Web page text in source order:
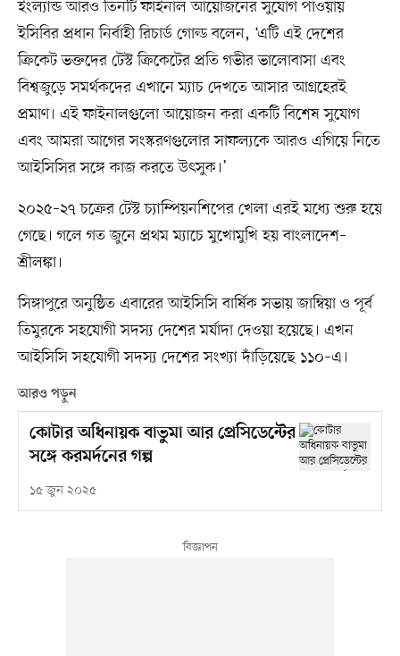
ইংল্যান্ড আরও তিনটি ফাইনাল আয়োজনের সুযোগ পাওয়ায়
ইসিবির প্রধান নির্বাহী রিচার্ড গোল্ড বলেন, ‘এটি এই দেশের
ক্রিকেট ভক্তদের টেস্ট ক্রিকেটের প্রতি গভীর ভালোবাসা এবং
বিশ্বজুড়ে সমর্থকদের এখানে ম্যাচ দেখতে আসার আগ্রহেরই
প্রমাণ। এই ফাইনালগুলো আয়োজন করা একটি বিশেষ সুযোগ
এবং আমরা আগের সংস্করণগুলোর সাফল্যকে আরও এগিয়ে নিতে
আইসিসির সঙ্গে কাজ করতে উৎসুক।’
২০২৫–২৭ চক্রের টেস্ট চ্যাম্পিয়নশিপের খেলা এরই মধ্যে শুরু হয়ে
গেছে। গলে গত জুনে প্রথম ম্যাচে মুখোমুখি হয় বাংলাদেশ–
শ্রীলঙ্কা।
সিঙ্গাপুরে অনুষ্ঠিত এবারের আইসিসি বার্ষিক সভায় জাম্বিয়া ও পূর্ব
তিমুরকে সহযোগী সদস্য দেশের মর্যাদা দেওয়া হয়েছে। এখন
আইসিসি সহযোগী সদস্য দেশের সংখ্যা দাঁড়িয়েছে ১১০–এ।
আরও পড়ুন
কোটার অধিনায়ক বাভুমা আর প্রেসিডেন্টের
সঙ্গে করমর্দনের গল্প
১৫ জুন ২০২৫